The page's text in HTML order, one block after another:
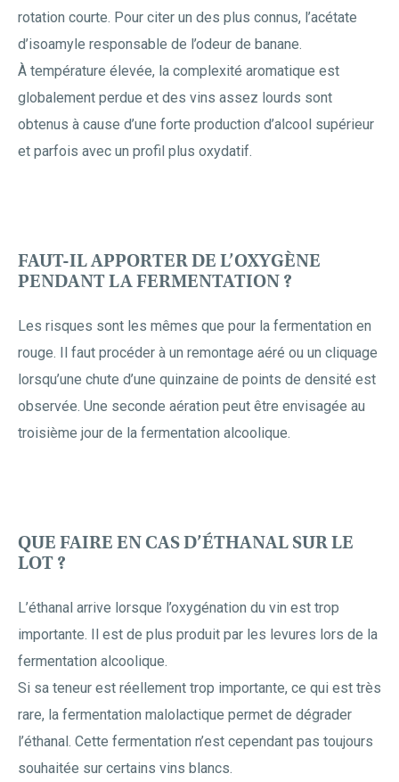
rotation courte. Pour citer un des plus connus, l’acétate
d’isoamyle responsable de l’odeur de banane.
À température élevée, la complexité aromatique est
globalement perdue et des vins assez lourds sont
obtenus à cause d’une forte production d’alcool supérieur
et parfois avec un profil plus oxydatif.
FAUT-IL APPORTER DE L’OXYGÈNE
PENDANT LA FERMENTATION ?
Les risques sont les mêmes que pour la fermentation en
rouge. Il faut procéder à un remontage aéré ou un cliquage
lorsqu’une chute d’une quinzaine de points de densité est
observée. Une seconde aération peut être envisagée au
troisième jour de la fermentation alcoolique.
QUE FAIRE EN CAS D’ÉTHANAL SUR LE
LOT ?
L’éthanal arrive lorsque l’oxygénation du vin est trop
importante. Il est de plus produit par les levures lors de la
fermentation alcoolique.
Si sa teneur est réellement trop importante, ce qui est très
rare, la fermentation malolactique permet de dégrader
l’éthanal. Cette fermentation n’est cependant pas toujours
souhaitée sur certains vins blancs.